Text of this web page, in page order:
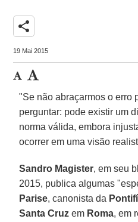
share
19 Mai 2015
"Se não abraçarmos o erro
perguntar: pode existir um
norma válida, embora
ocorrer em uma visão
Sandro Magister, em seu
2015, publica algumas
Parise, canonista da
Santa Cruz em Roma, em